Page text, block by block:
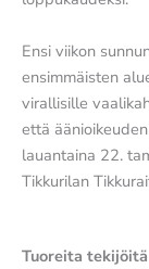
Ensi viikon
ensimmäisten
virallisille
että
lauantaina 22.
Tikkurilan
Tuoreita tekijöitä